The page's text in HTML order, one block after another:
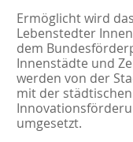
Ermöglicht wird
Lebenstedter
dem
Innenstädte und
werden von der
mit der
umgesetzt.